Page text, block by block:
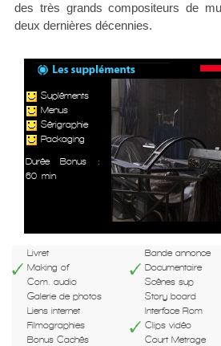
des très grands compositeurs de
deux dernières décennies.
Supléments
Menus
Sérigraphie
Packaging
Durée Bonus :
60 min
Livret Bande annonce
Making of
Documentaire
Com. audio
Scènes sup
Galerie de photos
Story board
Liens internet
Interface Rom
Filmographies
Clips vidéo
Bonus Cachés
Court Metrage